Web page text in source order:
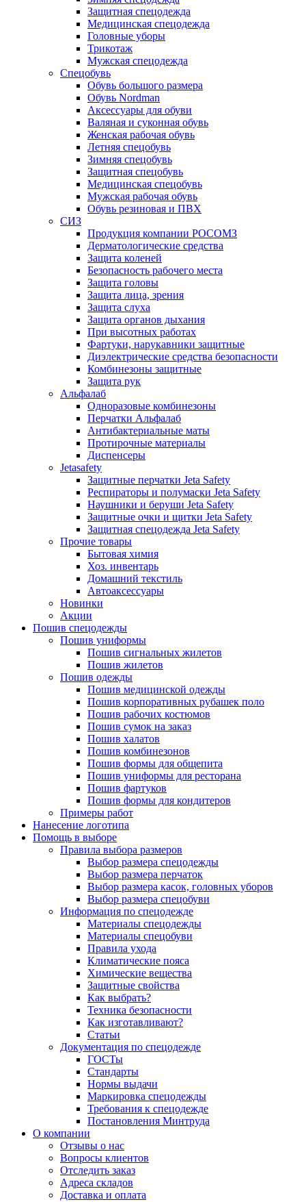
Защитная спецодежда
Медицинская спецодежда
Головные уборы
Трикотаж
Мужская спецодежда
Спецобувь
Обувь большого размера
Обувь Nordman
Аксессуары для обуви
Валяная и суконная обувь
Женская рабочая обувь
Летняя спецобувь
Зимняя спецобувь
Защитная спецобувь
Медицинская спецобувь
Мужская рабочая обувь
Обувь резиновая и ПВХ
СИЗ
Продукция компании РОСОМЗ
Дерматологические средства
Защита коленей
Безопасность рабочего места
Защита головы
Защита лица, зрения
Защита слуха
Защита органов дыхания
При высотных работах
Фартуки, нарукавники защитные
Диэлектрические средства безопасности
Комбинезоны защитные
Защита рук
Альфалаб
Одноразовые комбинезоны
Перчатки Альфалаб
Антибактериальные маты
Протирочные материалы
Диспенсеры
Jetasafety
Защитные перчатки Jeta Safety
Респираторы и полумаски Jeta Safety
Наушники и беруши Jeta Safety
Защитные очки и щитки Jeta Safety
Защитная спецодежда Jeta Safety
Прочие товары
Бытовая химия
Хоз. инвентарь
Домашний текстиль
Автоаксессуары
Новинки
Акции
Пошив спецодежды
Пошив униформы
Пошив сигнальных жилетов
Пошив жилетов
Пошив одежды
Пошив медицинской одежды
Пошив корпоративных рубашек поло
Пошив рабочих костюмов
Пошив сумок на заказ
Пошив халатов
Пошив комбинезонов
Пошив формы для общепита
Пошив униформы для ресторана
Пошив фартуков
Пошив формы для кондитеров
Примеры работ
Нанесение логотипа
Помощь в выборе
Правила выбора размеров
Выбор размера спецодежды
Выбор размера перчаток
Выбор размера касок, головных уборов
Выбор размера спецобуви
Информация по спецодежде
Материалы спецодежды
Материалы спецобуви
Правила ухода
Климатические пояса
Химические вещества
Защитные свойства
Как выбрать?
Техника безопасности
Как изготавливают?
Статьи
Документация по спецодежде
ГОСТы
Cтандарты
Нормы выдачи
Маркировка спецодежды
Требования к спецодежде
Постановления Минтруда
О компании
Отзывы о нас
Вопросы клиентов
Отследить заказ
Адреса складов
Доставка и оплата